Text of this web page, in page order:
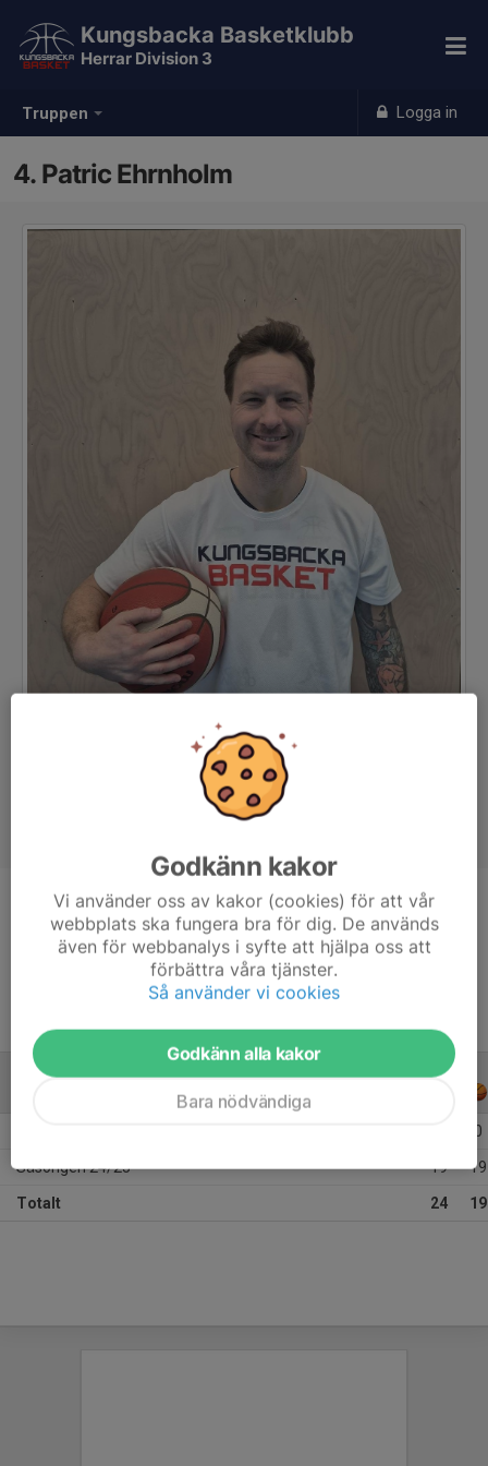
Truppen Logga in
Kungsbacka Basketklubb
Herrar Division 3
4. Patric Ehrnholm
Position
-
37 år
ALLA ÅR
0
Säsongen 24/25 19 19
Totalt 24 19
Godkänn kakor
Vi använder oss av kakor (cookies) för att vår
webbplats ska fungera bra för dig. De används
även för webbanalys i syfte att hjälpa oss att
förbättra våra tjänster.
Så använder vi cookies
Godkänn alla kakor
Bara nödvändiga